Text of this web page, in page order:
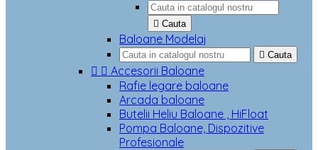
 Cauta
Baloane Modelaj
 Cauta
  Accesorii Baloane
Rafie legare baloane
Arcada baloane
Butelii Heliu Baloane , HiFloat
Pompa Baloane, Dispozitive
Profesionale